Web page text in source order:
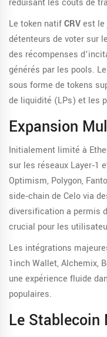
réduisant les coûts de
Le token natifCRVest le
détenteurs de voter sur
des récompenses
générés par les pools.
sous forme de tokens
de liquidité (LPs) et les
Expansion
Initialement limité à
sur les réseaux Layer‑1
Optimism, Polygon,
side‑chain de Celo via
diversification a permis
crucial pour les
Les intégrations
1inch Wallet, Alchemix,
une expérience fluide
populaires.
Le Stablecoin